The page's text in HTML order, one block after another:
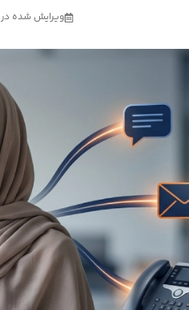
ویرایش شده در 23 خرداد 1405 توسط تیم تولید محتوای نواتل